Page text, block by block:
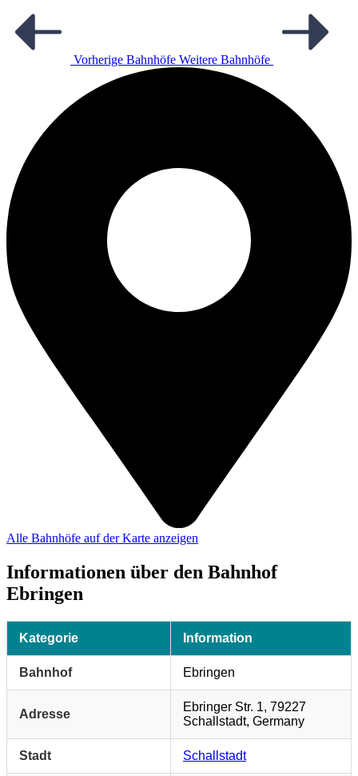
Vorherige Bahnhöfe Weitere Bahnhöfe
Alle Bahnhöfe auf der Karte anzeigen
Informationen über den Bahnhof
Ebringen
Kategorie Information
Bahnhof Ebringen
Adresse
Ebringer Str. 1, 79227
Schallstadt, Germany
Stadt Schallstadt